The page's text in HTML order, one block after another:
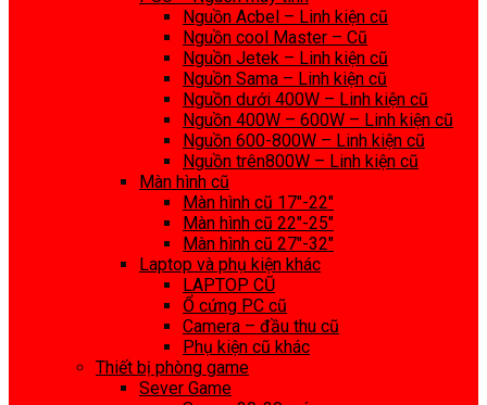
Nguồn Acbel – Linh kiện cũ
Nguồn cool Master – Cũ
Nguồn Jetek – Linh kiện cũ
Nguồn Sama – Linh kiện cũ
Nguồn dưới 400W – Linh kiện cũ
Nguồn 400W – 600W – Linh kiện cũ
Nguồn 600-800W – Linh kiện cũ
Nguồn trên800W – Linh kiện cũ
Màn hình cũ
Màn hình cũ 17″-22″
Màn hình cũ 22″-25″
Màn hình cũ 27″-32″
Laptop và phụ kiện khác
LAPTOP CŨ
Ổ cứng PC cũ
Camera – đầu thu cũ
Phụ kiện cũ khác
Thiết bị phòng game
Sever Game